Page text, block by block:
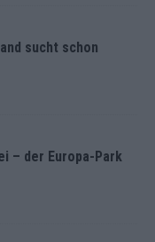
sucht schon
– der Europa-Park